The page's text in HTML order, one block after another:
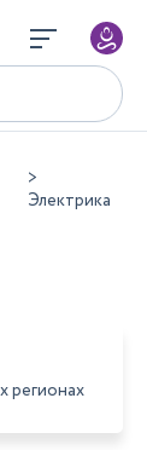
Электрика
регионах